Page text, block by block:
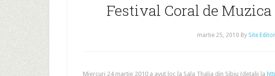
Festival Coral de
martie 25, 2010 By Site Editor
Miercuri 24 martie 2010 a avut loc la Sala Thalia din Sibiu (detalii la